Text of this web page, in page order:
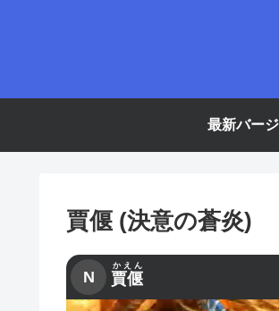
最新バー
賈偃 (決意の蒼炎)
N 賈偃
かえん